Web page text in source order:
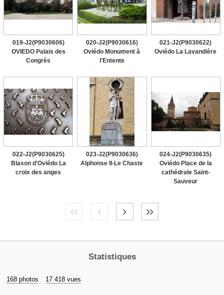
019-J2(P9030606)
OVIEDO Palais des
Congrès
020-J2(P9030616)
Oviédo Monument à
l'Entente
021-J2(P9030622)
Oviédo La Lavandière
022-J2(P9030625)
Blason d'Oviédo La
croix des anges
023-J2(P9030636)
Alphonse II-Le Chaste
024-J2(P9030635)
Oviédo Place de la
cathédrale Saint-
Sauveur
Statistiques
168 photos 17 418 vues